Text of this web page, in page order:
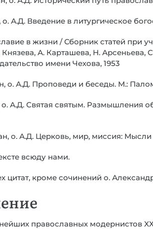
А.Д. Введение в литургическое
в жизни / Сборник статей при
А. Карташева, Н. Арсеньева,
имени Чехова, 1953
о. А.Д. Проповеди и беседы. М.:
А.Д. Святая святым. Размышления
о. А.Д. Церковь, мир, миссия: Мысли
всюду нами.
цитат, кроме сочинений о.
православных модернистов